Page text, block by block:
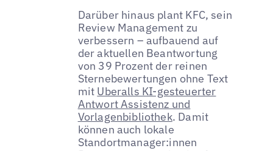
Darüber hinaus plant KFC, sein
Review Management zu
verbessern – aufbauend auf
der aktuellen Beantwortung
von 39 Prozent der reinen
Sternebewertungen ohne Text
mit Uberalls KI-gesteuerter
Antwort Assistenz und
Vorlagenbibliothek. Damit
können auch lokale
Standortmanager:innen